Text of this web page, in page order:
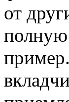
от
полную